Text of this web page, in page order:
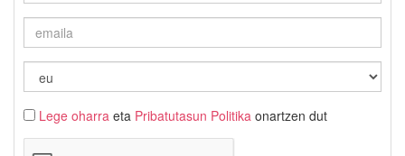
Lege oharra eta Pribatutasun Politika onartzen dut